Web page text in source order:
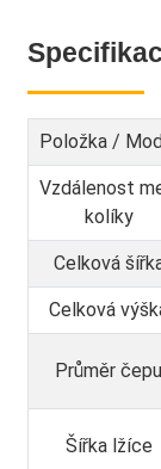
Položka /
Vzdálenost
kolíky
Celková
Celková
Průměr čepu
Šířka lžíce